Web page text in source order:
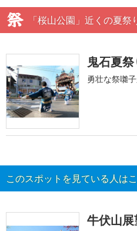
「桜山公園」近くの夏祭
鬼石夏祭
勇壮な祭囃
このスポットを見ている人は
牛伏山展